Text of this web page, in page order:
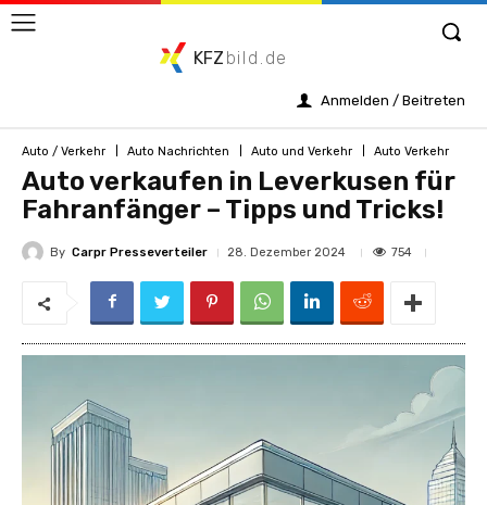
KFZ bild.de
Anmelden / Beitreten
Auto / Verkehr Auto Nachrichten Auto und Verkehr Auto Verkehr
Auto verkaufen in Leverkusen für
Fahranfänger – Tipps und Tricks!
By Carpr Presseverteiler 28. Dezember 2024 754